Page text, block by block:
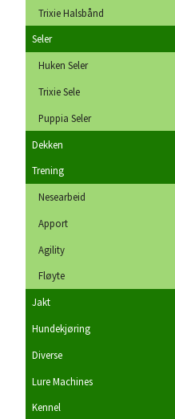
Trixie Halsbånd
Seler
Huken Seler
Trixie Sele
Puppia Seler
Dekken
Trening
Nesearbeid
Apport
Agility
Fløyte
Jakt
Hundekjøring
Diverse
Lure Machines
Kennel